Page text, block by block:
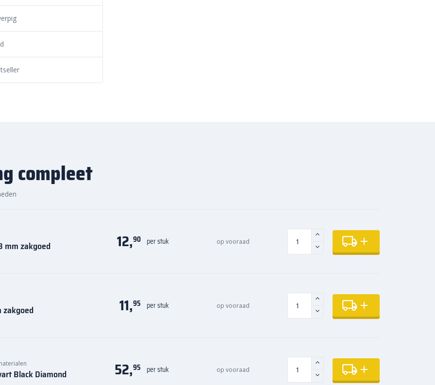
compleet
mm zakgoed 12,90 per stuk op vooraad
zakgoed 11,95 per stuk op vooraad
Black Diamond 52,95 per stuk op vooraad